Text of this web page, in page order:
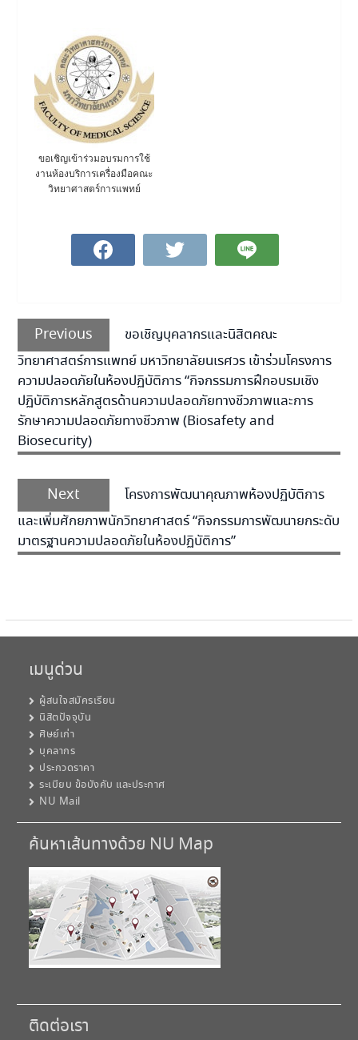
ขอเชิญเข้าร่วมอบรมการใช้
งานห้องบริการเครื่องมือคณะ
วิทยาศาสตร์การแพทย์
แนะแนว
เรื่อง
Previous
Previous
post:
ขอเชิญบุคลากรและนิสิตคณะ
วิทยาศาสตร์การแพทย์ มหาวิทยาลัยนเรศวร เข้าร่วมโครงการ
ความปลอดภัยในห้องปฏิบัติการ “กิจกรรมการฝึกอบรมเชิง
ปฏิบัติการหลักสูตรด้านความปลอดภัยทางชีวภาพและการ
รักษาความปลอดภัยทางชีวภาพ (Biosafety and
Biosecurity)
Next
Next
post:
โครงการพัฒนาคุณภาพห้องปฏิบัติการ
และเพิ่มศักยภาพนักวิทยาศาสตร์ “กิจกรรมการพัฒนายกระดับ
มาตรฐานความปลอดภัยในห้องปฏิบัติการ”
เมนูด่วน
ผู้สนใจสมัครเรียน
นิสิตปัจจุบัน
ศิษย์เก่า
บุคลากร
ประกวดราคา
ระเบียบ ข้อบังคับ และประกาศ
NU Mail
ค้นหาเส้นทางด้วย NU Map
ติดต่อเรา